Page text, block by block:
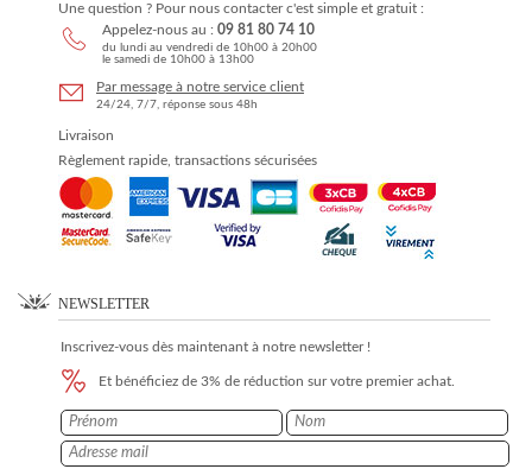
Une question ? Pour nous contacter c'est simple et gratuit :
Appelez-nous au : 09 81 80 74 10
du lundi au vendredi de 10h00 à 20h00
le samedi de 10h00 à 13h00
Par message à notre service client
24/24, 7/7, réponse sous 48h
Livraison
Règlement rapide, transactions sécurisées
NEWSLETTER
Inscrivez-vous dès maintenant à notre newsletter !
Et bénéficiez de 3% de réduction sur votre premier achat.